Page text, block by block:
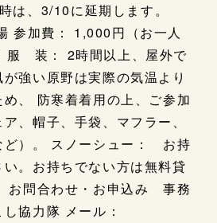
10に延期します。
参加費： 1,000円（お一人
装： 2時間以上、屋外で
強い原野は実際の気温より
、 防寒着着用の上、ご参加
、帽子、手袋、マフラー、
ど）。 スノーシュー： お持
。お持ちでない方は無料貸
お問合わせ・お申込み 事務
協力隊 メール：